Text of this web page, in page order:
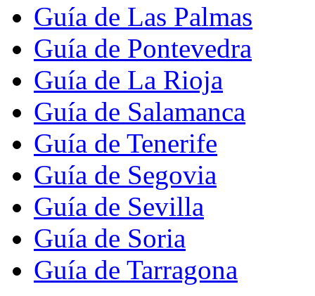
Guía de Las Palmas
Guía de Pontevedra
Guía de La Rioja
Guía de Salamanca
Guía de Tenerife
Guía de Segovia
Guía de Sevilla
Guía de Soria
Guía de Tarragona